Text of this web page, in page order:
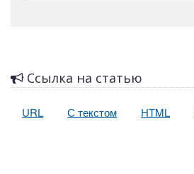
Ссылка на статью
URL С текстом HTML